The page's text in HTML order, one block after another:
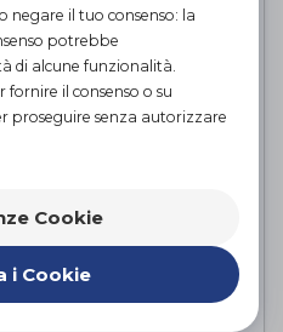
in
negare il tuo consenso: la
potrebbe
di alcune funzionalità.
fornire il consenso o su
proseguire senza autorizzare
Cookie
i Cookie